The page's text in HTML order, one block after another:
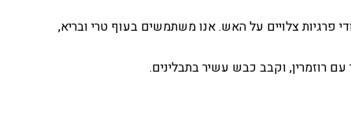
פרגיות צלויים על האש. אנו משתמשים בעוף טרי ובריא,
רוזמרין, וקבב כבש עשיר בתבלינים.